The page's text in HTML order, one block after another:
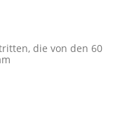
die von den 60